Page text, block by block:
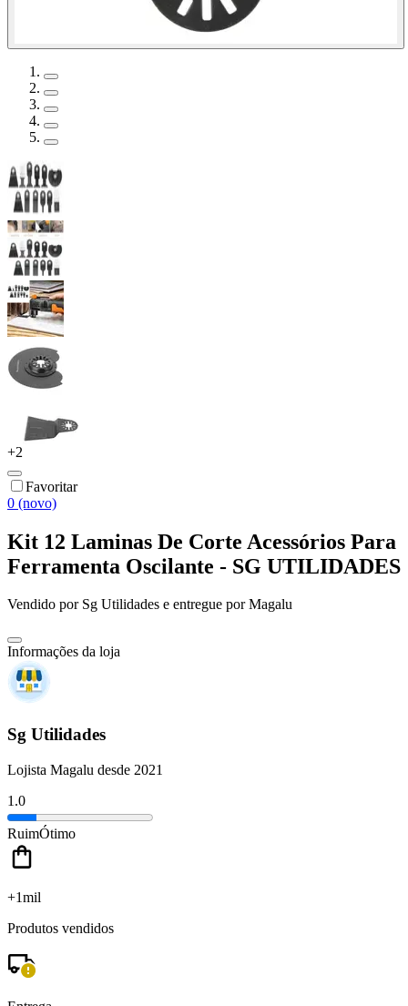
+2
Favoritar
0 (novo)
Kit 12 Laminas De Corte Acessórios Para
Ferramenta Oscilante - SG UTILIDADES
Vendido por Sg Utilidades e entregue por Magalu
Informações da loja
Sg Utilidades
Lojista Magalu desde 2021
1.0
RuimÓtimo
+1mil
Produtos vendidos